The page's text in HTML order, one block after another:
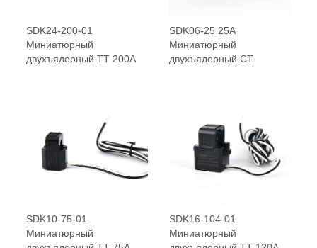
SDK24-200-01
Миниатюрный
двухъядерный ТТ 200А
SDK06-25 25A
Миниатюрный
двухъядерный CT
SDK10-75-01
Миниатюрный
SDK16-104-01
Миниатюрный